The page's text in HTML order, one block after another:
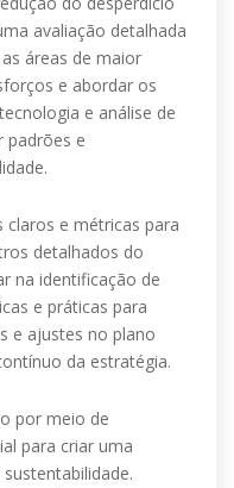
avaliação detalhada
áreas de maior
e abordar os
e análise de
padrões e
claros e métricas para
detalhados do
na identificação de
e práticas para
e ajustes no plano
da estratégia.
por meio de
para criar uma